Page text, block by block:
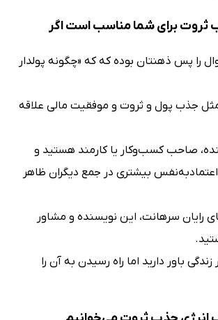
ثروت برای شما مناسب است اگر
را پس ذهنتان بوده که که «چگونه پولدار
جذب پول و ثروت و موفقیت مالی علاقه
صاحب کسب‌وکار یا کارمند هستید و
بیشتری در جمع دیگران ظاهر
رایان سرهانت، این نویسنده و مشاور
باور دارید اما راه رسیدن به آن را